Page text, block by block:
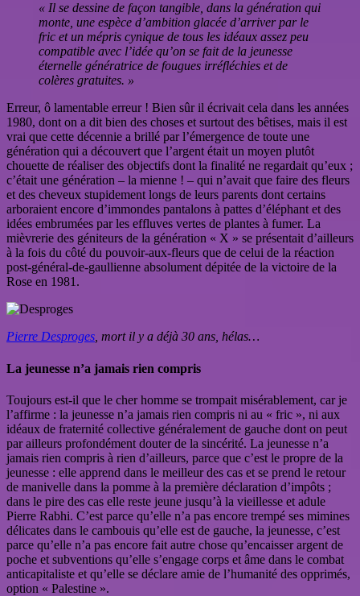
« Il se dessine de façon tangible, dans la génération qui
monte, une espèce d’ambition glacée d’arriver par le
fric et un mépris cynique de tous les idéaux assez peu
compatible avec l’idée qu’on se fait de la jeunesse
éternelle génératrice de fougues irréfléchies et de
colères gratuites. »
Erreur, ô lamentable erreur ! Bien sûr il écrivait cela dans les années
1980, dont on a dit bien des choses et surtout des bêtises, mais il est
vrai que cette décennie a brillé par l’émergence de toute une
génération qui a découvert que l’argent était un moyen plutôt
chouette de réaliser des objectifs dont la finalité ne regardait qu’eux ;
c’était une génération – la mienne ! – qui n’avait que faire des fleurs
et des cheveux stupidement longs de leurs parents dont certains
arboraient encore d’immondes pantalons à pattes d’éléphant et des
idées embrumées par les effluves vertes de plantes à fumer. La
mièvrerie des géniteurs de la génération « X » se présentait d’ailleurs
à la fois du côté du pouvoir-aux-fleurs que de celui de la réaction
post-général-de-gaullienne absolument dépitée de la victoire de la
Rose en 1981.
Pierre Desproges , mort il y a déjà 30 ans, hélas…
La jeunesse n’a jamais rien compris
Toujours est-il que le cher homme se trompait misérablement, car je
l’affirme : la jeunesse n’a jamais rien compris ni au « fric », ni aux
idéaux de fraternité collective généralement de gauche dont on peut
par ailleurs profondément douter de la sincérité. La jeunesse n’a
jamais rien compris à rien d’ailleurs, parce que c’est le propre de la
jeunesse : elle apprend dans le meilleur des cas et se prend le retour
de manivelle dans la pomme à la première déclaration d’impôts ;
dans le pire des cas elle reste jeune jusqu’à la vieillesse et adule
Pierre Rabhi. C’est parce qu’elle n’a pas encore trempé ses mimines
délicates dans le cambouis qu’elle est de gauche, la jeunesse, c’est
parce qu’elle n’a pas encore fait autre chose qu’encaisser argent de
poche et subventions qu’elle s’engage corps et âme dans le combat
anticapitaliste et qu’elle se déclare amie de l’humanité des opprimés,
option « Palestine ».